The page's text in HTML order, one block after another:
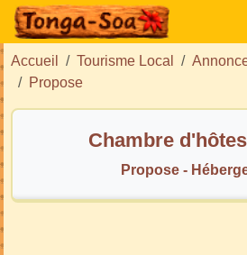
Accueil Tourisme Local
Propose
Chambre
Propose -